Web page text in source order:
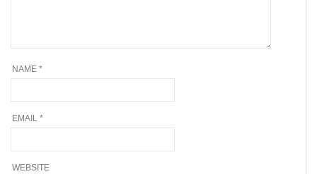
NAME *
EMAIL *
WEBSITE